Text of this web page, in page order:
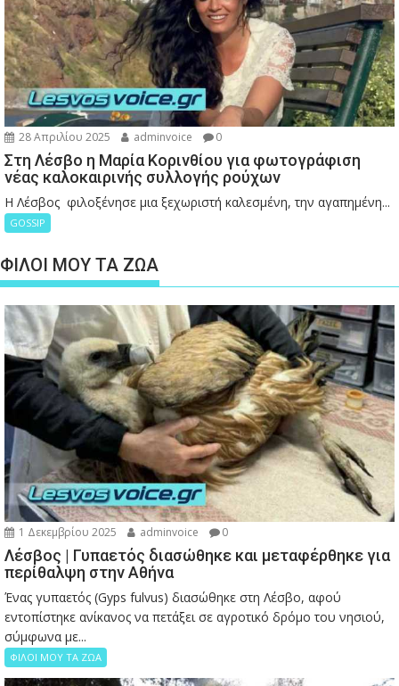
28 Απριλίου 2025 adminvoice 0
Στη Λέσβο η Μαρία Κορινθίου για φωτογράφιση
νέας καλοκαιρινής συλλογής ρούχων
Η Λέσβος φιλοξένησε μια ξεχωριστή καλεσμένη, την αγαπημένη...
GOSSIP
ΦΙΛΟΙ ΜΟΥ ΤΑ ΖΩΑ
1 Δεκεμβρίου 2025 adminvoice 0
Λέσβος | Γυπαετός διασώθηκε και μεταφέρθηκε για
περίθαλψη στην Αθήνα
Ένας γυπαετός (Gyps fulvus) διασώθηκε στη Λέσβο, αφού
εντοπίστηκε ανίκανος να πετάξει σε αγροτικό δρόμο του νησιού,
σύμφωνα με...
ΦΙΛΟΙ ΜΟΥ ΤΑ ΖΩΑ